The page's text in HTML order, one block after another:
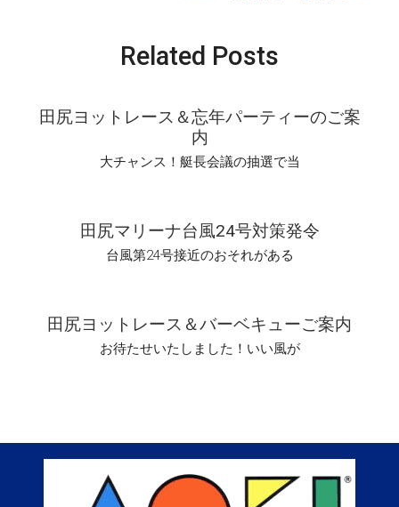
Related Posts
田尻ヨットレース＆忘年パーティーのご案
内
大チャンス！艇長会議の抽選で当
田尻マリーナ台風24号対策発令
台風第24号接近のおそれがある
田尻ヨットレース＆バーベキューご案内
お待たせいたしました！いい風が